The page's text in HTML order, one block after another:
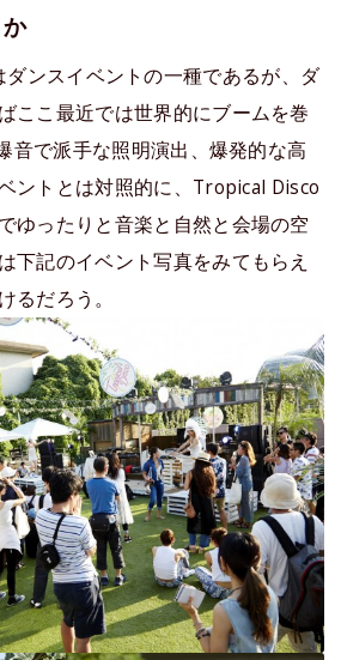
ダンスイベントの一種であるが、ダ
ここ最近では世界的にブームを巻
音で派手な照明演出、爆発的な高
ントとは対照的に、Tropical Disco
ゆったりと音楽と自然と会場の空
下記のイベント写真をみてもらえ
るだろう。